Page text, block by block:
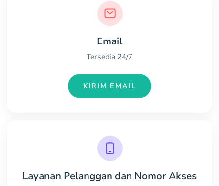
Email
Tersedia 24/7
KIRIM EMAIL
Layanan Pelanggan dan Nomor Akses